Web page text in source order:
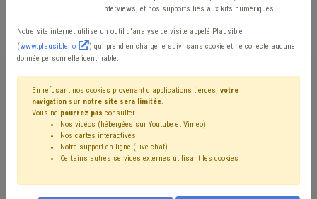
novembre 2024, le gouvernement wallon a approuvé la
proposition de prolongation du délai pour la réalisation
des travaux pour les projets sélectionnés dans le cadre
de l’appel à projet UREBA exceptionnel PWI 2019.
Les travaux devront être réceptionnés et la demande de
liquidation devra être introduite au plus tard le 30 juin
interviews, et nos supports liés aux kits numériques.
Notre site internet utilise un outil d'analyse de visite appelé Plausible
(www.plausible.io
) qui prend en charge le suivi sans cookie et ne collecte aucune
donnée personnelle identifiable.
En refusant nos cookies provenant d'applications tierces, votre
navigation sur notre site sera limitée.
Vous ne pourrez pas consulter
Nos vidéos (hébergées sur Youtube et Vimeo)
Nos cartes interactives
Notre support en ligne (Live chat)
Certains autres services externes utilisant les cookies